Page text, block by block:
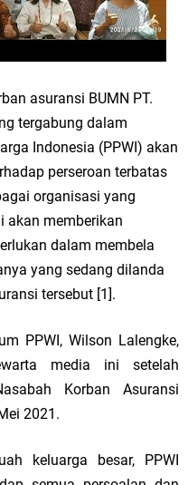
asuransi BUMN PT.
tergabung dalam
Indonesia (PPWI) akan
perseroan terbatas
organisasi yang
akan memberikan
dalam membela
yang sedang dilanda
tersebut [1].
PPWI, Wilson Lalengke,
media ini setelah
Korban Asuransi
2021.
keluarga besar, PPWI